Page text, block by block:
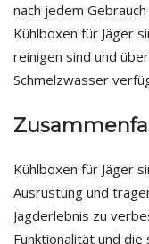
nach jedem
Kühlboxen für Jäger
reinigen sind und
Schmelzwasser
Kühlboxen für Jäger
Ausrüstung und
Jagderlebnis zu
Funktionalität und